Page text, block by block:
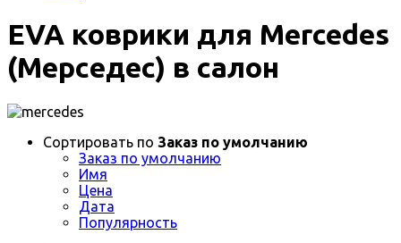
EVA коврики для Mercedes
(Мерседес) в салон
Сортировать по Заказ по умолчанию
Заказ по умолчанию
Имя
Цена
Дата
Популярность